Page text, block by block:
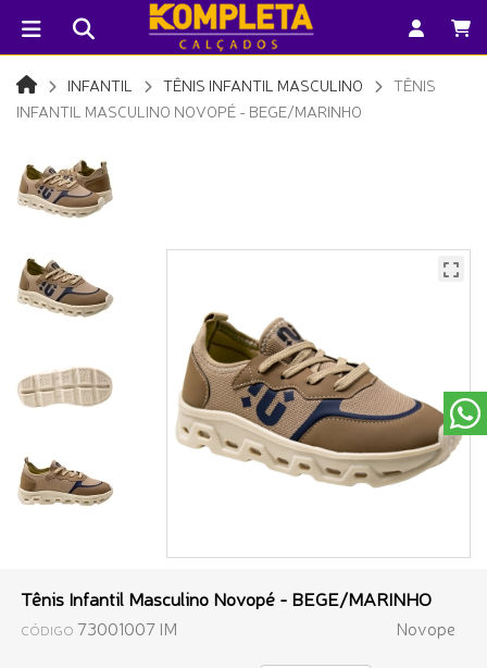
INFANTIL TÊNIS INFANTIL MASCULINO
TÊNIS
INFANTIL MASCULINO NOVOPÉ - BEGE/MARINHO
Tênis Infantil Masculino Novopé - BEGE/MARINHO
CÓDIGO 73001007 IM
Novope